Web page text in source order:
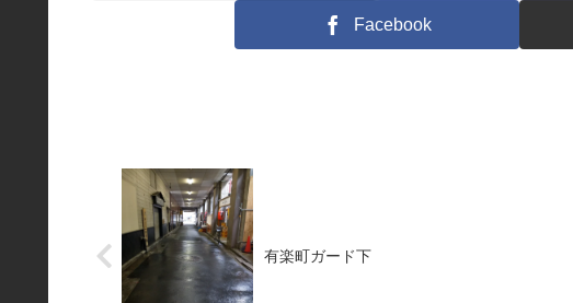
Facebook
有楽町ガード下